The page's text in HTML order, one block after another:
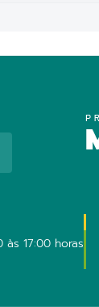
17:00 horas